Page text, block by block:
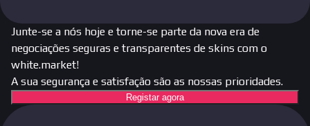
Junte-se a nós hoje e torne-se parte da nova era de
negociações seguras e transparentes de skins com o
white.market!
A sua segurança e satisfação são as nossas prioridades.
Registar agora